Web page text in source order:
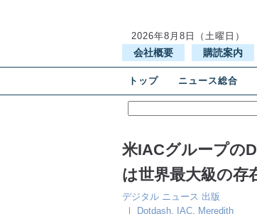
2026年8月8日（土曜日）
会社概要 購読案内
トップ ニュース総合
米IACグループの
は世界最大級の存
デジタル ニュース 出版
｜
Dotdash, IAC, Meredith